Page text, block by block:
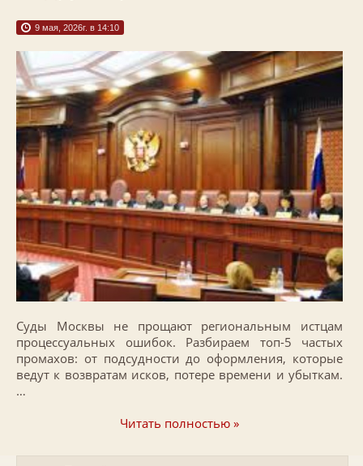
9 мая, 2026г. в 14:10
Суды Москвы не прощают региональным истцам
процессуальных ошибок. Разбираем топ-5 частых
промахов: от подсудности до оформления, которые
ведут к возвратам исков, потере времени и убыткам.
…
Читать полностью »